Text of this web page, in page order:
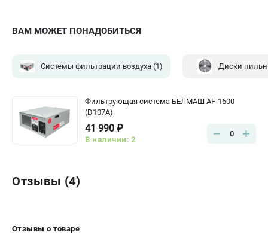
ВАМ МОЖЕТ ПОНАДОБИТЬСЯ
Системы фильтрации воздуха (1) Диски
Фильтрующая система БЕЛМАШ AF-1600
(D107A)
41 990 ₽
В наличии: 2
0
Отзывы (4)
Отзывы о товаре